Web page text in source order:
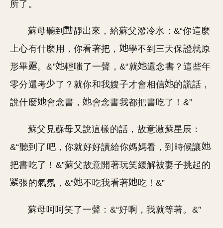
所了。
蘇母聽到
靜出來，給蘇父潑冷水：&“你這麼
上心有什麼用，你看著把，
學不到三天保證就原
形畢
。&” 輕嗤了一聲，&“就
還念書？這些年
零分還考
了？就你和我嫂子才會相信
的謊話，
說什麼
會念書， 會念書我都把書吃了！&”
蘇父見蘇母又說這樣的話，故意激蘇星辰：
&“聽到了吧，你就好好讀給你媽媽看，到時候讓
把書吃了！&”蘇父故意開著玩笑緩解被妻子挑起的
張的氣氛，&“
不吃我看著 吃！&”
蘇母呵呵笑了一聲：&“好啊，我就等著。&”